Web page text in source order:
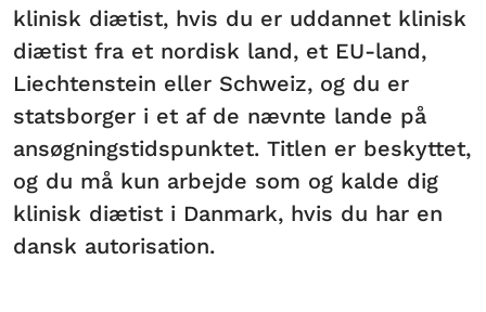
klinisk diætist, hvis du er uddannet klinisk
diætist fra et nordisk land, et EU-land,
Liechtenstein eller Schweiz, og du er
statsborger i et af de nævnte lande på
ansøgningstidspunktet. Titlen er beskyttet,
og du må kun arbejde som og kalde dig
klinisk diætist i Danmark, hvis du har en
dansk autorisation.